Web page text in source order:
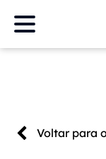
Voltar para